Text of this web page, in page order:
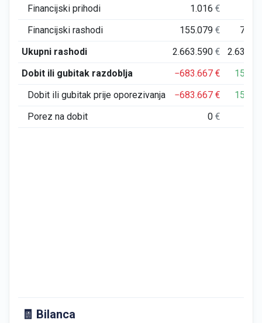
Financijski prihodi
1.016€
Financijski rashodi
155.079€
Ukupni rashodi
2.663.590€
Dobit ili gubitak razdoblja
−683.667€
Dobit ili gubitak prije oporezivanja
−683.667€
Porez na dobit
0€
🧾 Bilanca